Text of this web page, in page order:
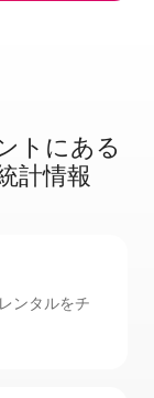
ト⁠に⁠あ⁠る
計⁠情⁠報
ンタルをチ